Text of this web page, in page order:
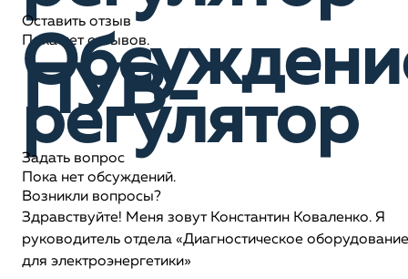
Оставить отзыв
Пока нет отзывов.
ПУВ-
регулятор
Задать вопрос
Пока нет обсуждений.
Возникли вопросы?
Здравствуйте! Меня зовут Константин Коваленко. Я
руководитель отдела «Диагностическое оборудование
для электроэнергетики»